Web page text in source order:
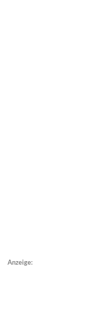
Anzeige: